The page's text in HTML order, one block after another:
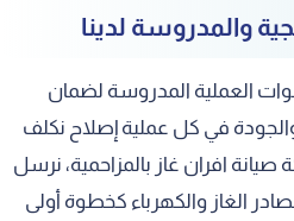
والمدروسة لدينا
العملية المدروسة لضمان
في كل عملية إصلاح نكلف
افران غاز بالمزاحمية، نرسل
الغاز والكهرباء كخطوة أولى